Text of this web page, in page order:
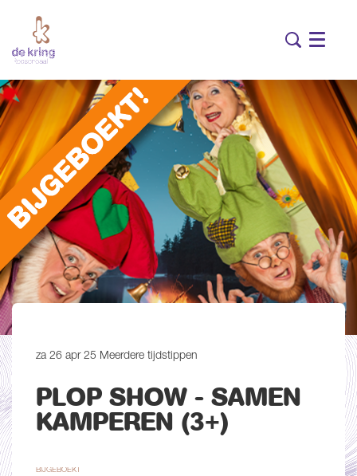
Menu
PLOP SHOW - SAMEN
KAMPEREN (3+)
za 26 apr 25 Meerdere tijdstippen
BIJGEBOEKT